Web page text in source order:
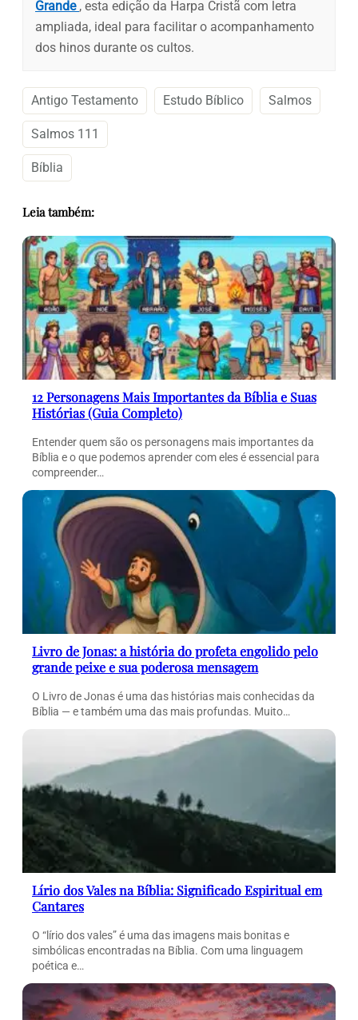
Grande , esta edição da Harpa Cristã com letra
ampliada, ideal para facilitar o acompanhamento
dos hinos durante os cultos.
Antigo Testamento Estudo Bíblico Salmos
Salmos 111
Bíblia
Leia também:
12 Personagens Mais Importantes da Bíblia e Suas
Histórias (Guia Completo)
Entender quem são os personagens mais importantes da
Bíblia e o que podemos aprender com eles é essencial para
compreender…
Livro de Jonas: a história do profeta engolido pelo
grande peixe e sua poderosa mensagem
O Livro de Jonas é uma das histórias mais conhecidas da
Bíblia — e também uma das mais profundas. Muito…
Lírio dos Vales na Bíblia: Significado Espiritual em
Cantares
O “lírio dos vales” é uma das imagens mais bonitas e
simbólicas encontradas na Bíblia. Com uma linguagem
poética e…